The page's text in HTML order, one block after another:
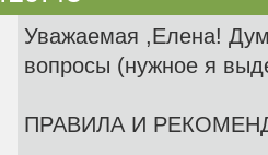
Уважаемая ,Елена!
вопросы (нужное я
ПРАВИЛА И